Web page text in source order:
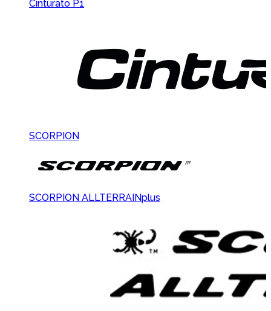
Cinturato P1
SCORPION
SCORPION ALLTERRAINplus